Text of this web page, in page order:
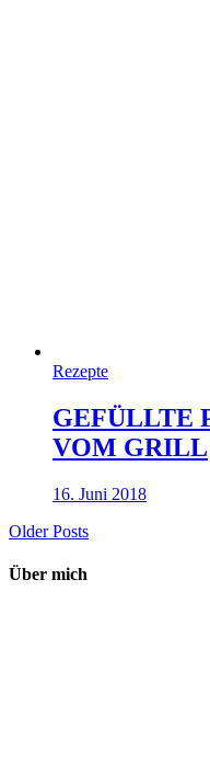
Rezepte
GEFÜLLTE
VOM GRILL
16. Juni 2018
Older Posts
Über mich